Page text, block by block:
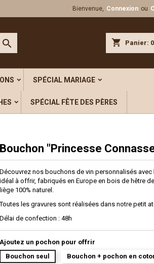
nouvelle liste
Bienvenue, Connexion ou
shopping_cart Panier: 0

SPÉCIAL MARIAGE
SPÉCIAL FÊTE DES PÈRES
Bouchon "Princesse
Découvrez nos bouchons de vin personnalisés avec
idéal à offrir, fabriqués en Europe en bois de hêtre
liège 100% naturel.
Toutes les gravures sont réalisées dans notre petit
Délai de confection : 48h
Ajoutez un pochon pour offrir
Bouchon seul
Bouchon + pochon en